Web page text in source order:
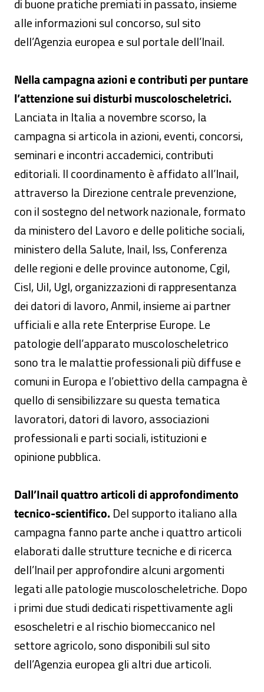
di buone pratiche premiati in passato, insieme
alle informazioni sul concorso, sul sito
dell’Agenzia europea e sul portale dell’Inail.
Nella campagna azioni e contributi per puntare
l’attenzione sui disturbi muscoloscheletrici.
Lanciata in Italia a novembre scorso, la
campagna si articola in azioni, eventi, concorsi,
seminari e incontri accademici, contributi
editoriali. Il coordinamento è affidato all’Inail,
attraverso la Direzione centrale prevenzione,
con il sostegno del network nazionale, formato
da ministero del Lavoro e delle politiche sociali,
ministero della Salute, Inail, Iss, Conferenza
delle regioni e delle province autonome, Cgil,
Cisl, Uil, Ugl, organizzazioni di rappresentanza
dei datori di lavoro, Anmil, insieme ai partner
ufficiali e alla rete Enterprise Europe. Le
patologie dell’apparato muscoloscheletrico
sono tra le malattie professionali più diffuse e
comuni in Europa e l’obiettivo della campagna è
quello di sensibilizzare su questa tematica
lavoratori, datori di lavoro, associazioni
professionali e parti sociali, istituzioni e
opinione pubblica.
Dall’Inail quattro articoli di approfondimento
tecnico-scientifico. Del supporto italiano alla
campagna fanno parte anche i quattro articoli
elaborati dalle strutture tecniche e di ricerca
dell’Inail per approfondire alcuni argomenti
legati alle patologie muscoloscheletriche. Dopo
i primi due studi dedicati rispettivamente agli
esoscheletri e al rischio biomeccanico nel
settore agricolo, sono disponibili sul sito
dell’Agenzia europea gli altri due articoli.